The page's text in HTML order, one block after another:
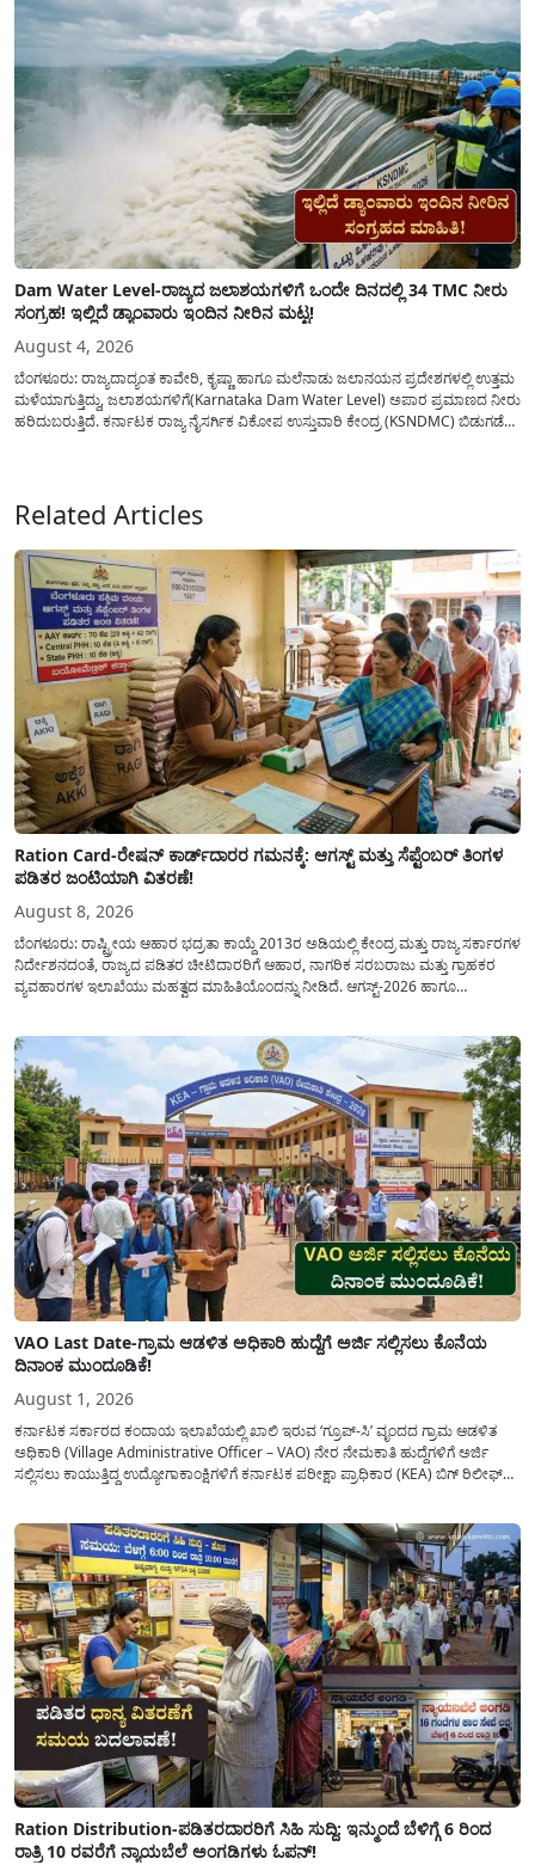
Dam Water Level-ರಾಜ್ಯದ ಜಲಾಶಯಗಳಿಗೆ ಒಂದೇ ದಿನದಲ್ಲಿ 34 TMC ನೀರು
ಸಂಗ್ರಹ! ಇಲ್ಲಿದೆ ಡ್ಯಾಂವಾರು ಇಂದಿನ ನೀರಿನ ಮಟ್ಟ!
August 4, 2026
ಬೆಂಗಳೂರು: ರಾಜ್ಯದಾದ್ಯಂತ ಕಾವೇರಿ, ಕೃಷ್ಣಾ ಹಾಗೂ ಮಲೆನಾಡು ಜಲಾನಯನ ಪ್ರದೇಶಗಳಲ್ಲಿ ಉತ್ತಮ
ಮಳೆಯಾಗುತ್ತಿದ್ದು, ಜಲಾಶಯಗಳಿಗೆ(Karnataka Dam Water Level) ಅಪಾರ ಪ್ರಮಾಣದ ನೀರು
ಹರಿದುಬರುತ್ತಿದೆ. ಕರ್ನಾಟಕ ರಾಜ್ಯ ನೈಸರ್ಗಿಕ ವಿಕೋಪ ಉಸ್ತುವಾರಿ ಕೇಂದ್ರ (KSNDMC) ಬಿಡುಗಡೆ
Related Articles
Ration Card-ರೇಷನ್ ಕಾರ್ಡ್‍ದಾರರ ಗಮನಕ್ಕೆ: ಆಗಸ್ಟ್ ಮತ್ತು ಸೆಪ್ಟೆಂಬರ್ ತಿಂಗಳ
ಪಡಿತರ ಜಂಟಿಯಾಗಿ ವಿತರಣೆ!
August 8, 2026
ಬೆಂಗಳೂರು: ರಾಷ್ಟ್ರೀಯ ಆಹಾರ ಭದ್ರತಾ ಕಾಯ್ದೆ 2013ರ ಅಡಿಯಲ್ಲಿ ಕೇಂದ್ರ ಮತ್ತು ರಾಜ್ಯ ಸರ್ಕಾರಗಳ
ನಿರ್ದೇಶನದಂತೆ, ರಾಜ್ಯದ ಪಡಿತರ ಚೀಟಿದಾರರಿಗೆ ಆಹಾರ, ನಾಗರಿಕ ಸರಬರಾಜು ಮತ್ತು ಗ್ರಾಹಕರ
ವ್ಯವಹಾರಗಳ ಇಲಾಖೆಯು ಮಹತ್ವದ ಮಾಹಿತಿಯೊಂದನ್ನು ನೀಡಿದೆ. ಆಗಸ್ಟ್-2026 ಹಾಗೂ
VAO Last Date-ಗ್ರಾಮ ಆಡಳಿತ ಅಧಿಕಾರಿ ಹುದ್ದೆಗೆ ಅರ್ಜಿ ಸಲ್ಲಿಸಲು ಕೊನೆಯ
ದಿನಾಂಕ ಮುಂದೂಡಿಕೆ!
August 1, 2026
ಕರ್ನಾಟಕ ಸರ್ಕಾರದ ಕಂದಾಯ ಇಲಾಖೆಯಲ್ಲಿ ಖಾಲಿ ಇರುವ ‘ಗ್ರೂಪ್-ಸಿ’ ವೃಂದದ ಗ್ರಾಮ ಆಡಳಿತ
ಅಧಿಕಾರಿ (Village Administrative Officer – VAO) ನೇರ ನೇಮಕಾತಿ ಹುದ್ದೆಗಳಿಗೆ ಅರ್ಜಿ
ಸಲ್ಲಿಸಲು ಕಾಯುತ್ತಿದ್ದ ಉದ್ಯೋಗಾಕಾಂಕ್ಷಿಗಳಿಗೆ ಕರ್ನಾಟಕ ಪರೀಕ್ಷಾ ಪ್ರಾಧಿಕಾರ (KEA) ಬಿಗ್ ರಿಲೀಫ್
Ration Distribution-ಪಡಿತರದಾರರಿಗೆ ಸಿಹಿ ಸುದ್ದಿ: ಇನ್ಮುಂದೆ ಬೆಳಿಗ್ಗೆ 6 ರಿಂದ
ರಾತ್ರಿ 10 ರವರೆಗೆ ನ್ಯಾಯಬೆಲೆ ಅಂಗಡಿಗಳು ಓಪನ್!